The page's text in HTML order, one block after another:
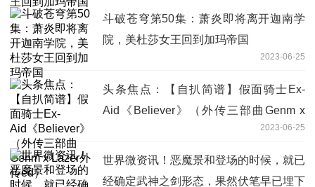
斗破苍穹第50集：萧炎即将离开迦南学
院，美杜莎女王回到加玛帝国
2023-06-25
头条焦点：【自扒简谱】假面骑士Ex-
Aid《Believer》（外传三部曲Genm x
2023-06-25
世界微资讯！恶魔景和登场的时候，就已
经确定武神之剑形态，果然伏笔早已埋下